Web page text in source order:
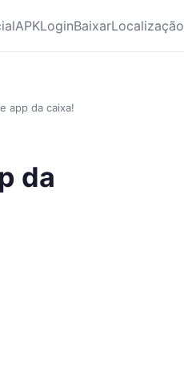
APKLoginBaixarLocalização
app da caixa!
da